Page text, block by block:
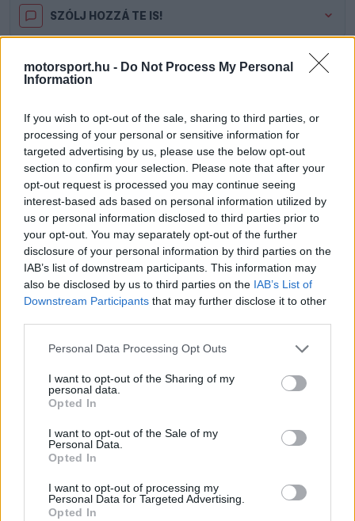
motorsport.hu - Do Not Process My Personal
Information
If you wish to opt-out of the sale, sharing to third parties, or
processing of your personal or sensitive information for
targeted advertising by us, please use the below opt-out
section to confirm your selection. Please note that after your
opt-out request is processed you may continue seeing
interest-based ads based on personal information utilized by
us or personal information disclosed to third parties prior to
your opt-out. You may separately opt-out of the further
disclosure of your personal information by third parties on the
IAB’s list of downstream participants. This information may
also be disclosed by us to third parties on the IAB’s List of
Downstream Participants that may further disclose it to other
Please note that this website/app uses one or more Google
not limited to your visit or usage behaviour. You may click to
grant or deny consent to Google and its third-party tags to
use your data for below specified purposes in below Google
consent section.
Personal Data Processing Opt Outs
I want to opt-out of the Sharing of my
personal data.
Opted In
I want to opt-out of the Sale of my
Personal Data.
Opted In
I want to opt-out of processing my
Personal Data for Targeted Advertising.
Opted In
SZÓLJ HOZZÁ TE IS!
Egy váratlan defekt borította fel a Katalán Nagydíj
körben meghibásodott, és az incidens
láncreakciót indított el a mezőnyben.
A barcelonai pályán a spanyol versenyző felemelt
kézzel jelezte, hogy gond van a KTM-mel,
csakhogy közvetlenül mögötte érkezett Alex
Márquez, aki már nem tudta elkerülni az ütközést.
A Gresini pilótája hozzáért Acosta motorjának
Player
is
loading.
This
modal
The media could not be loaded, either because
the server or network failed or because the format